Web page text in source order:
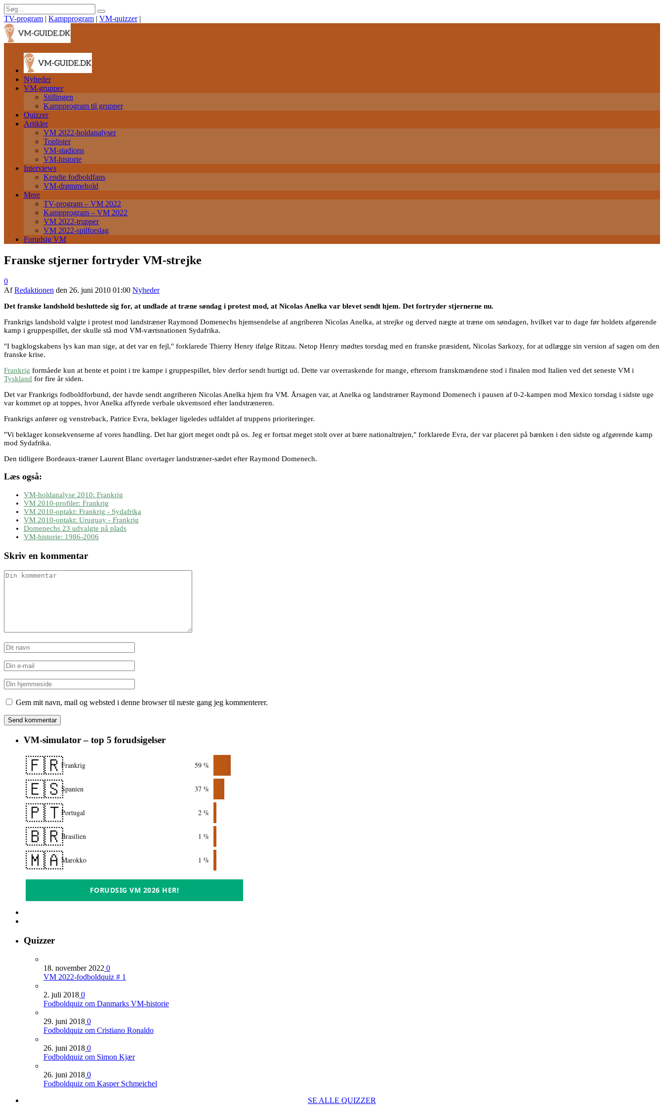
TV-program | Kampprogram | VM-quizzer |
Nyheder
VM-grupper
Stillingen
Kampprogram til grupper
Quizzer
Artikler
VM 2022-holdanalyser
Toplister
VM-stadions
VM-historie
Interviews
Kendte fodboldfans
VM-drømmehold
Mere
TV-program – VM 2022
Kampprogram – VM 2022
VM 2022-trupper
VM 2022-spilforslag
Forudsig VM
Franske stjerner fortryder VM-strejke
0
AfRedaktionen den 26. juni 2010 01:00 Nyheder
Det franske landshold besluttede sig for, at undlade at træne søndag i protest mod, at Nicolas Anelka var blevet sendt hjem. Det fortryder stjernerne nu.
Frankrigs landshold valgte i protest mod landstræner Raymond Domenechs hjemsendelse af angriberen Nicolas Anelka, at strejke og derved nægte at træne om søndagen, hvilket var to dage før holdets afgørende
kamp i gruppespillet, der skulle stå mod VM-værtsnationen Sydafrika.
"I bagklogskabens lys kan man sige, at det var en fejl," forklarede Thierry Henry ifølge Ritzau. Netop Henry mødtes torsdag med en franske præsident, Nicolas Sarkozy, for at udlægge sin version af sagen om den
franske krise.
Frankrig formåede kun at hente et point i tre kampe i gruppespillet, blev derfor sendt hurtigt ud. Dette var overraskende for mange, eftersom franskmændene stod i finalen mod Italien ved det seneste VM i
Tyskland for fire år siden.
Det var Frankrigs fodboldforbund, der havde sendt angriberen Nicolas Anelka hjem fra VM. Årsagen var, at Anelka og landstræner Raymond Domenech i pausen af 0-2-kampen mod Mexico torsdag i sidste uge
var kommet op at toppes, hvor Anelka affyrede verbale ukvemsord efter landstræneren.
Frankrigs anfører og venstreback, Patrice Evra, beklager ligeledes udfaldet af truppens prioriteringer.
"Vi beklager konsekvenserne af vores handling. Det har gjort meget ondt på os. Jeg er fortsat meget stolt over at bære nationaltrøjen," forklarede Evra, der var placeret på bænken i den sidste og afgørende kamp
mod Sydafrika.
Den tidligere Bordeaux-træner Laurent Blanc overtager landstræner-sædet efter Raymond Domenech.
Læs også:
VM-holdanalyse 2010: Frankrig
VM 2010-profiler: Frankrig
VM 2010-optakt: Frankrig - Sydafrika
VM 2010-optakt: Uruguay - Frankrig
Domenechs 23 udvalgte på plads
VM-historie: 1986-2006
Skriv en kommentar
Gem mit navn, mail og websted i denne browser til næste gang jeg kommenterer.
VM-simulator – top 5 forudsigelser
🇫🇷Frankrig 59 %
🇪🇸Spanien 37 %
🇵🇹Portugal 2 %
🇧🇷Brasilien 1 %
🇲🇦Marokko 1 %
FORUDSIG VM 2026 HER!
Quizzer
18. november 2022 0
VM 2022-fodboldquiz # 1
2. juli 2018 0
Fodboldquiz om Danmarks VM-historie
29. juni 2018 0
Fodboldquiz om Cristiano Ronaldo
26. juni 2018 0
Fodboldquiz om Simon Kjær
26. juni 2018 0
Fodboldquiz om Kasper Schmeichel
SE ALLE QUIZZER